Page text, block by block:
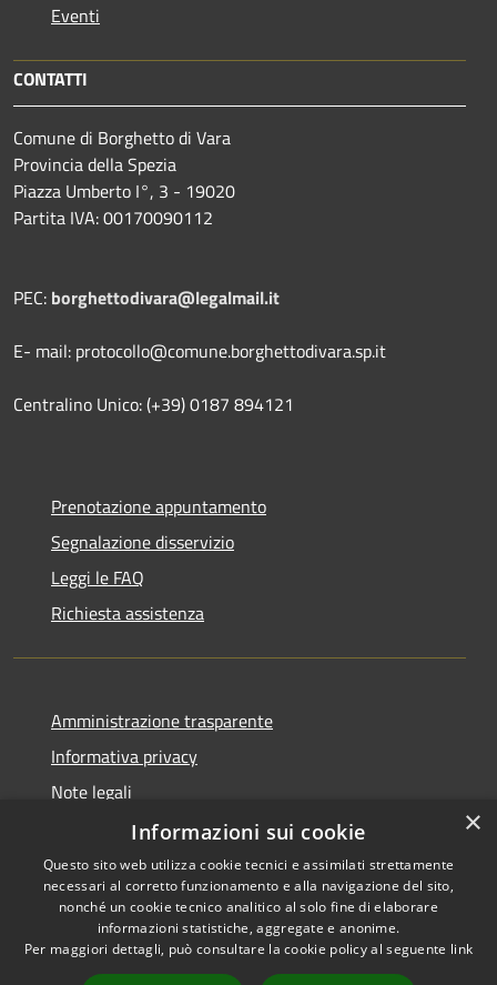
Eventi
CONTATTI
Comune di Borghetto di Vara
Provincia della Spezia
Piazza Umberto I°, 3 - 19020
Partita IVA: 00170090112
PEC: borghettodivara@legalmail.it
E- mail: protocollo@comune.borghettodivara.sp.it
Centralino Unico: (+39) 0187 894121
Prenotazione appuntamento
Segnalazione disservizio
Leggi le FAQ
Richiesta assistenza
Amministrazione trasparente
Informativa privacy
Note legali
Dichiarazione di accessibilità
RSS
Accessibilità
Copyright © 2026 • Comune di
Borghetto di Vara • Powered
×
Informazioni sui cookie
Questo sito web utilizza cookie tecnici e assimilati strettamente
necessari al corretto funzionamento e alla navigazione del sito,
nonché un cookie tecnico analitico al solo fine di elaborare
informazioni statistiche, aggregate e anonime.
Per maggiori dettagli, può consultare la cookie policy al seguente link